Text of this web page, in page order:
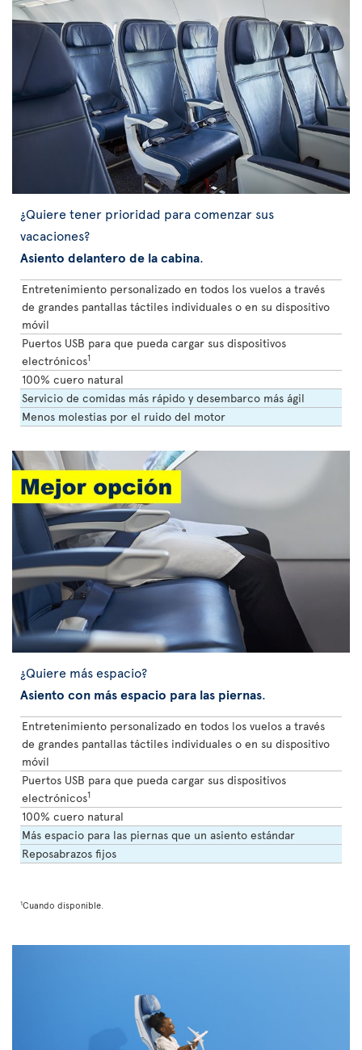
¿Quiere tener prioridad para comenzar sus
vacaciones?
Asiento delantero de la cabina.
Entretenimiento personalizado en todos los vuelos a través
de grandes pantallas táctiles individuales o en su dispositivo
móvil
Puertos USB para que pueda cargar sus dispositivos
electrónicos1
100% cuero natural
Servicio de comidas más rápido y desembarco más ágil
Menos molestias por el ruido del motor
¿Quiere más espacio?
Asiento con más espacio para las piernas.
Entretenimiento personalizado en todos los vuelos a través
de grandes pantallas táctiles individuales o en su dispositivo
móvil
Puertos USB para que pueda cargar sus dispositivos
electrónicos1
100% cuero natural
Más espacio para las piernas que un asiento estándar
Reposabrazos fijos
1Cuando disponible.